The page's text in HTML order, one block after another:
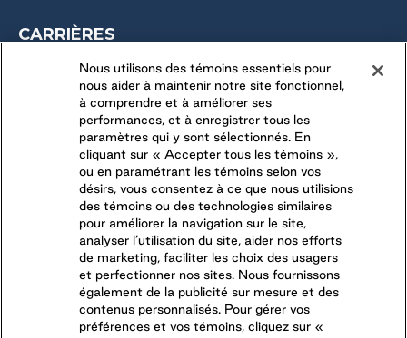
CARRIÈRES
OPPORTUNITÉS SAISONNIÈRES
DERNIÈRES OPPORTUNITÉS
CONNECTEZ-VOUS AVEC NOUS
SUIVEZ-NOUS SUR
Nous utilisons des témoins essentiels pour
nous aider à maintenir notre site fonctionnel,
à comprendre et à améliorer ses
performances, et à enregistrer tous les
paramètres qui y sont sélectionnés. En
cliquant sur « Accepter tous les témoins »,
ou en paramétrant les témoins selon vos
désirs, vous consentez à ce que nous utilisions
des témoins ou des technologies similaires
pour améliorer la navigation sur le site,
analyser l’utilisation du site, aider nos efforts
de marketing, faciliter les choix des usagers
et perfectionner nos sites. Nous fournissons
également de la publicité sur mesure et des
contenus personnalisés. Pour gérer vos
préférences et vos témoins, cliquez sur «